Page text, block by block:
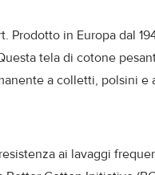
Prodotto in Europa dal
tela di cotone
a colletti, polsini
ai lavaggi